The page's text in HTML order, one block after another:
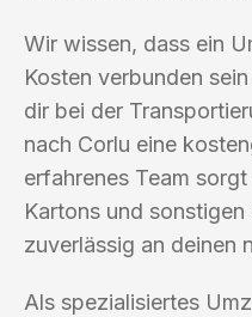
Wir wissen, dass ein
Kosten verbunden
dir bei der
nach Corlu eine
erfahrenes Team
Kartons und
zuverlässig an deinen
Als spezialisiertes